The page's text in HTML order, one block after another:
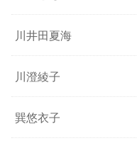
川井田夏海
川澄綾子
巽悠衣子